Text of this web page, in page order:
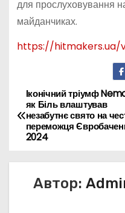
для прослуховування
майданчиках.
https://hitmakers.ua/
Н
а
Іконічний тріумф
як Біль влаштував
незабутнє свято на
переможця
2024
Автор: